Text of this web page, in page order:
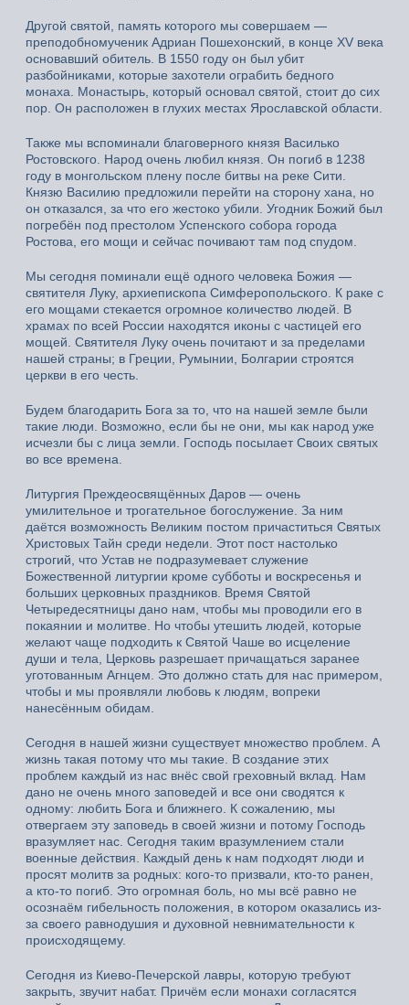
Другой святой, память которого мы совершаем —
преподобномученик Адриан Пошехонский, в конце XV века
основавший обитель. В 1550 году он был убит
разбойниками, которые захотели ограбить бедного
монаха. Монастырь, который основал святой, стоит до сих
пор. Он расположен в глухих местах Ярославской области.
Также мы вспоминали благоверного князя Василько
Ростовского. Народ очень любил князя. Он погиб в 1238
году в монгольском плену после битвы на реке Сити.
Князю Василию предложили перейти на сторону хана, но
он отказался, за что его жестоко убили. Угодник Божий был
погребён под престолом Успенского собора города
Ростова, его мощи и сейчас почивают там под спудом.
Мы сегодня поминали ещё одного человека Божия —
святителя Луку, архиепископа Симферопольского. К раке с
его мощами стекается огромное количество людей. В
храмах по всей России находятся иконы с частицей его
мощей. Святителя Луку очень почитают и за пределами
нашей страны; в Греции, Румынии, Болгарии строятся
церкви в его честь.
Будем благодарить Бога за то, что на нашей земле были
такие люди. Возможно, если бы не они, мы как народ уже
исчезли бы с лица земли. Господь посылает Своих святых
во все времена.
Литургия Преждеосвящённых Даров — очень
умилительное и трогательное богослужение. За ним
даётся возможность Великим постом причаститься Святых
Христовых Тайн среди недели. Этот пост настолько
строгий, что Устав не подразумевает служение
Божественной литургии кроме субботы и воскресенья и
больших церковных праздников. Время Святой
Четыредесятницы дано нам, чтобы мы проводили его в
покаянии и молитве. Но чтобы утешить людей, которые
желают чаще подходить к Святой Чаше во исцеление
души и тела, Церковь разрешает причащаться заранее
уготованным Агнцем. Это должно стать для нас примером,
чтобы и мы проявляли любовь к людям, вопреки
нанесённым обидам.
Сегодня в нашей жизни существует множество проблем. А
жизнь такая потому что мы такие. В создание этих
проблем каждый из нас внёс свой греховный вклад. Нам
дано не очень много заповедей и все они сводятся к
одному: любить Бога и ближнего. К сожалению, мы
отвергаем эту заповедь в своей жизни и потому Господь
вразумляет нас. Сегодня таким вразумлением стали
военные действия. Каждый день к нам подходят люди и
просят молитв за родных: кого-то призвали, кто-то ранен,
а кто-то погиб. Это огромная боль, но мы всё равно не
осознаём гибельность положения, в котором оказались из-
за своего равнодушия и духовной невнимательности к
происходящему.
Сегодня из Киево-Печерской лавры, которую требуют
закрыть, звучит набат. Причём если монахи согласятся